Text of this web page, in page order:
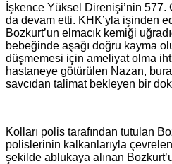
İşkence Yüksel Direnişi’nin 577.
da devam etti. KHK’yla işinden
Bozkurt’un elmacık kemiği
bebeğinde aşağı doğru kayma
düşmemesi için ameliyat olma
hastaneye götürülen Nazan,
savcıdan talimat bekleyen bir
Kolları polis tarafından tutulan
polislerinin kalkanlarıyla
şekilde ablukaya alınan